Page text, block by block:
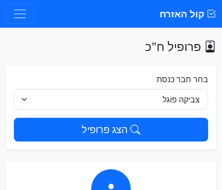
קול האזרח
פרופיל ח"כ
בחר חבר כנסת
הצג פרופיל